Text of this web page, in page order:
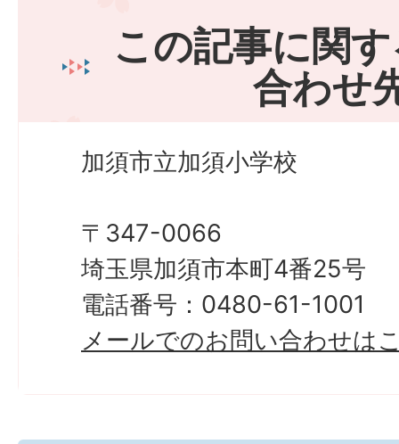
この記事に関
合わせ
加須市立加須小学校
〒347-0066
埼玉県加須市本町4番25号
電話番号：0480-61-1001
メールでのお問い合わせは